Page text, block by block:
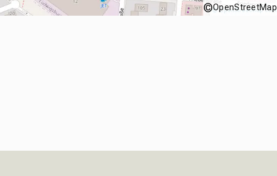
©OpenStreetMap